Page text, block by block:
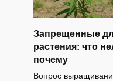
Запрещенные
растения: что
почему
Вопрос